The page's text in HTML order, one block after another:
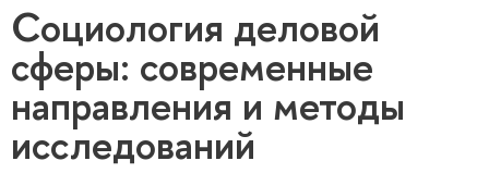
Социология деловой
сферы: современные
направления и методы
исследований